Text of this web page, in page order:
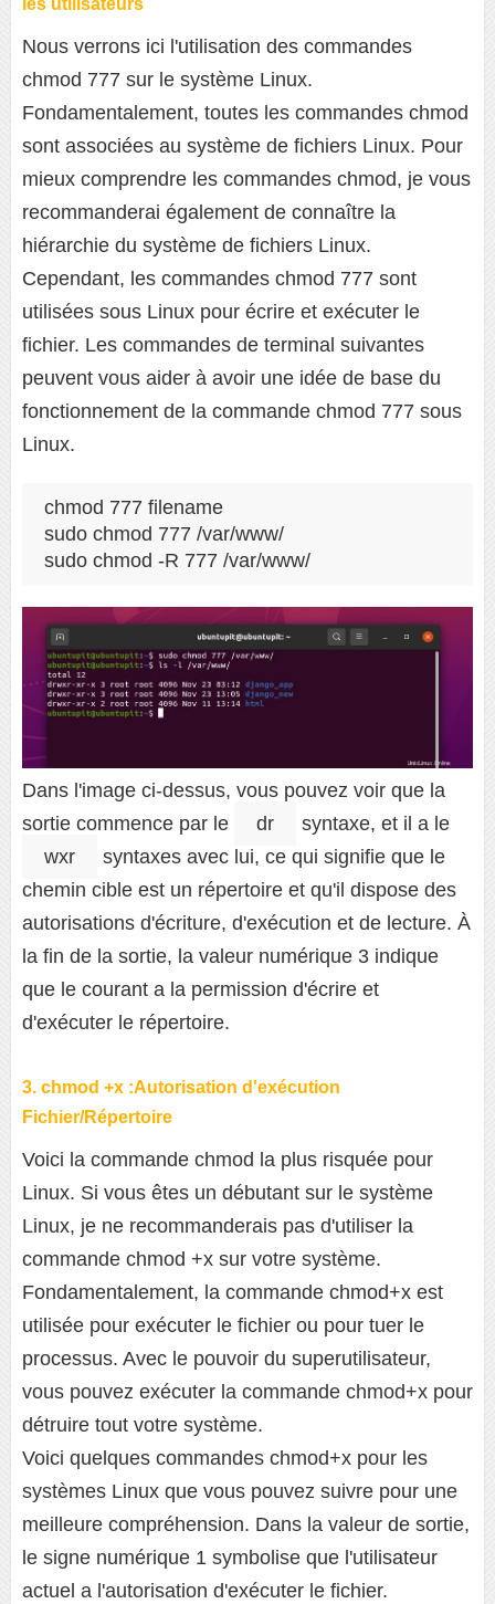
les utilisateurs
Nous verrons ici l'utilisation des commandes
chmod 777 sur le système Linux.
Fondamentalement, toutes les commandes chmod
sont associées au système de fichiers Linux. Pour
mieux comprendre les commandes chmod, je vous
recommanderai également de connaître la
hiérarchie du système de fichiers Linux.
Cependant, les commandes chmod 777 sont
utilisées sous Linux pour écrire et exécuter le
fichier. Les commandes de terminal suivantes
peuvent vous aider à avoir une idée de base du
fonctionnement de la commande chmod 777 sous
Linux.
chmod 777 filename
sudo chmod 777 /var/www/
sudo chmod -R 777 /var/www/
Dans l'image ci-dessus, vous pouvez voir que la
sortie commence par le
dr
syntaxe, et il a le
wxr
syntaxes avec lui, ce qui signifie que le
chemin cible est un répertoire et qu'il dispose des
autorisations d'écriture, d'exécution et de lecture. À
la fin de la sortie, la valeur numérique 3 indique
que le courant a la permission d'écrire et
d'exécuter le répertoire.
3. chmod +x :Autorisation d'exécution
Fichier/Répertoire
Voici la commande chmod la plus risquée pour
Linux. Si vous êtes un débutant sur le système
Linux, je ne recommanderais pas d'utiliser la
commande chmod +x sur votre système.
Fondamentalement, la commande chmod+x est
utilisée pour exécuter le fichier ou pour tuer le
processus. Avec le pouvoir du superutilisateur,
vous pouvez exécuter la commande chmod+x pour
détruire tout votre système.
Voici quelques commandes chmod+x pour les
systèmes Linux que vous pouvez suivre pour une
meilleure compréhension. Dans la valeur de sortie,
le signe numérique 1 symbolise que l'utilisateur
actuel a l'autorisation d'exécuter le fichier.